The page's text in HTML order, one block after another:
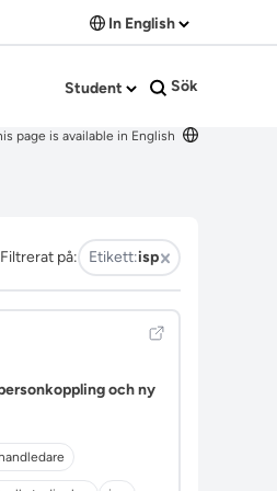
In English
Student Sök
page is available in English
Filtrerat på: Etikett:isp
och ny